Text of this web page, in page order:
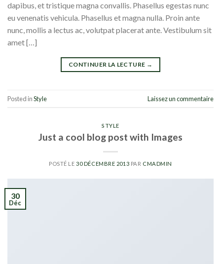
dapibus, et tristique magna convallis. Phasellus egestas nunc
eu venenatis vehicula. Phasellus et magna nulla. Proin ante
nunc, mollis a lectus ac, volutpat placerat ante. Vestibulum sit
amet […]
CONTINUER LA LECTURE →
Posted inStyle Laissez un commentaire
STYLE
Just a cool blog post with Images
POSTÉ LE30 DÉCEMBRE 2013 PAR CMADMIN
30
Déc